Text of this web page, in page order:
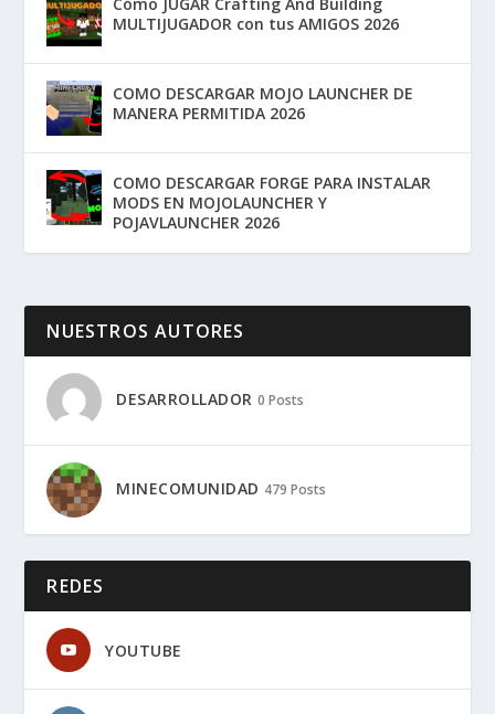
Cómo JUGAR Crafting And Building
MULTIJUGADOR con tus AMIGOS 2026
COMO DESCARGAR MOJO LAUNCHER DE
MANERA PERMITIDA 2026
COMO DESCARGAR FORGE PARA INSTALAR
MODS EN MOJOLAUNCHER Y
POJAVLAUNCHER 2026
NUESTROS AUTORES
DESARROLLADOR 0 Posts
MINECOMUNIDAD 479 Posts
REDES
YOUTUBE